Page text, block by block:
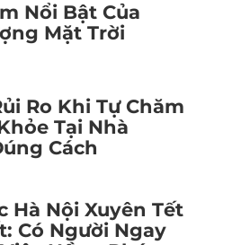
Nổi Bật Của
Mặt Trời
Ro Khi Tự Chăm
Tại Nhà
Cách
Hà Nội Xuyên Tết
Có Người Ngay